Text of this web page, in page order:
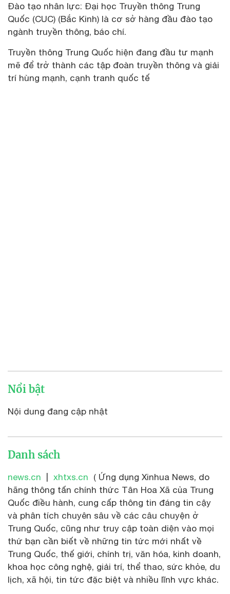
Đào tạo nhân lực: Đại học Truyền thông Trung
Quốc (CUC) (Bắc Kinh) là cơ sở hàng đầu đào tạo
ngành truyền thông, báo chí.
Truyền thông Trung Quốc hiện đang đầu tư mạnh
mẽ để trở thành các tập đoàn truyền thông và giải
trí hùng mạnh, cạnh tranh quốc tế
Nổi bật
Nội dung đang cập nhật
Danh sách
news.cn xhtxs.cn ( Ứng dụng Xinhua News, do
hãng thông tấn chính thức Tân Hoa Xã của Trung
Quốc điều hành, cung cấp thông tin đáng tin cậy
và phân tích chuyên sâu về các câu chuyện ở
Trung Quốc, cũng như truy cập toàn diện vào mọi
thứ bạn cần biết về những tin tức mới nhất về
Trung Quốc, thế giới, chính trị, văn hóa, kinh doanh,
khoa học công nghệ, giải trí, thể thao, sức khỏe, du
lịch, xã hội, tin tức đặc biệt và nhiều lĩnh vực khác.